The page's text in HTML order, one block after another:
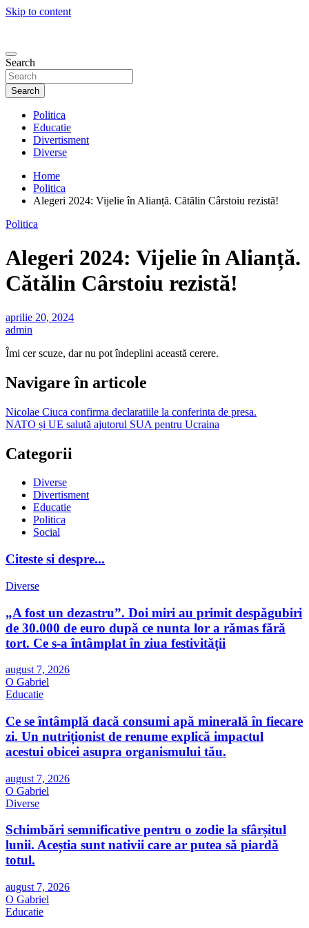
Skip to content
Search
Search
Politica
Educatie
Divertisment
Diverse
Home
Politica
Alegeri 2024: Vijelie în Alianță. Cătălin Cârstoiu rezistă!
Politica
Alegeri 2024: Vijelie în Alianță.
Cătălin Cârstoiu rezistă!
aprilie 20, 2024
admin
Îmi cer scuze, dar nu pot îndeplini această cerere.
Navigare în articole
Nicolae Ciuca confirma declaratiile la conferinta de presa.
NATO și UE salută ajutorul SUA pentru Ucraina
Categorii
Diverse
Divertisment
Educatie
Politica
Social
Citeste si despre...
Diverse
„A fost un dezastru”. Doi miri au primit despăgubiri
de 30.000 de euro după ce nunta lor a rămas fără
tort. Ce s-a întâmplat în ziua festivității
august 7, 2026
O Gabriel
Educatie
Ce se întâmplă dacă consumi apă minerală în fiecare
zi. Un nutriționist de renume explică impactul
acestui obicei asupra organismului tău.
august 7, 2026
O Gabriel
Diverse
Schimbări semnificative pentru o zodie la sfârșitul
lunii. Aceștia sunt nativii care ar putea să piardă
totul.
august 7, 2026
O Gabriel
Educatie